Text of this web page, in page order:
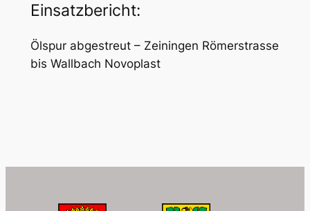
Einsatzbericht:
Ölspur abgestreut – Zeiningen Römerstrasse
bis Wallbach Novoplast